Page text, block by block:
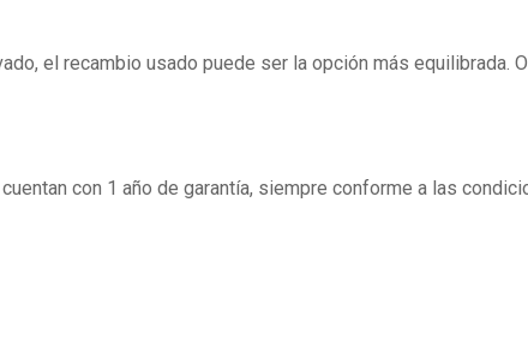
el recambio usado puede ser la opción más equilibrada.
con 1 año de garantía, siempre conforme a las